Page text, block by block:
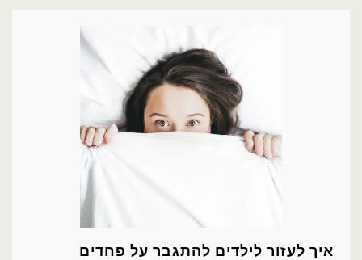
איך לעזור לילדים להתגבר על פחדים